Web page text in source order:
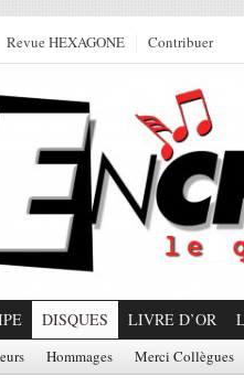
Revue HEXAGONE Contribuer
DISQUES LIVRE D’OR
Hommages Merci Collègues